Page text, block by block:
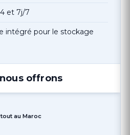
et 7j/7
intégré pour le stockage
offrons
au Maroc